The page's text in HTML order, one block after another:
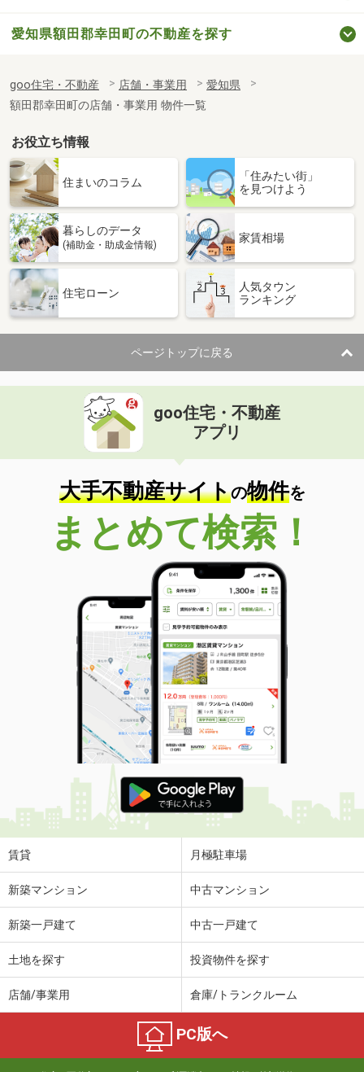
愛知県額田郡幸田町の不動産を探す
goo住宅・不動産 店舗・事業用
愛知県
額田郡幸田町の店舗・事業用 物件一覧
お役立ち情報
住まいのコラム
「住みたい街」
を見つけよう
暮らしのデータ
(補助金・助成金情報)
家賃相場
住宅ローン
人気タウン
ランキング
ページトップに戻る
goo住宅・不動産
アプリ
大手不動産サイトの物件を
まとめて検索！
賃貸 月極駐車場
新築マンション 中古マンション
新築一戸建て 中古一戸建て
土地を探す 投資物件を探す
店舗/事業用 倉庫/トランクルーム
PC版へ